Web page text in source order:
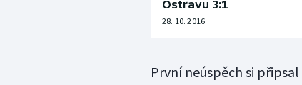
Ostravu 3:1
28. 10. 2016
První neúspěch si